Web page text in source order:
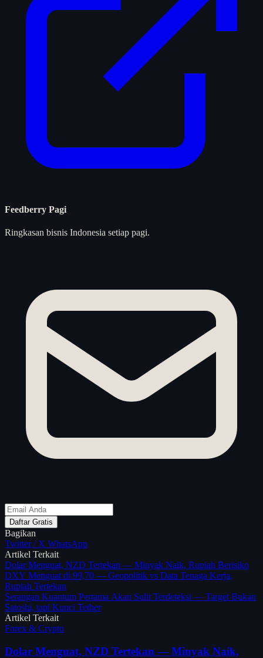
Feedberry Pagi
Ringkasan bisnis Indonesia setiap pagi.
Daftar Gratis
Bagikan
Twitter / X WhatsApp
Artikel Terkait
Dolar Menguat, NZD Tertekan — Minyak Naik, Rupiah Berisiko
DXY Menguat di 99,70 — Geopolitik vs Data Tenaga Kerja,
Rupiah Tertekan
Serangan Kuantum Pertama Akan Sulit Terdeteksi — Target Bukan
Satoshi, tapi Kunci Tether
Artikel Terkait
Forex & Crypto
Dolar Menguat, NZD Tertekan — Minyak Naik,